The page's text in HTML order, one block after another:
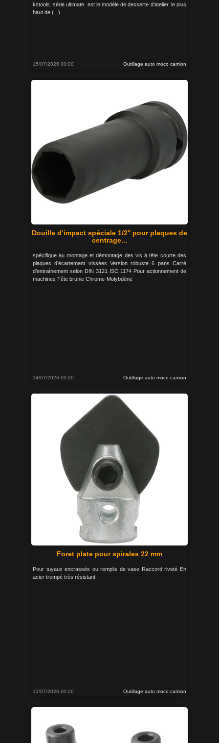
kstools. série ultimate. est le modèle de desserte d'atelier. le plus
haut de (...)
15/07/2026 00:00 Outillage auto moco camion
Douille d’impact spéciale 1/2'' pour plaques de
centrage...
spécifique au montage et démontage des vis à tête courte des
plaques d’écartement vissées Version robuste 6 pans Carré
d’entraînement selon DIN 3121 ISO 1174 Pour actionnement de
machines Tête brunie Chrome-Molybdène
14/07/2026 00:00 Outillage auto moco camion
Foret plate pour spirales 22 mm
Pour tuyaux encrassés ou remplis de vase Raccord riveté En
acier trempé très résistant
13/07/2026 00:00 Outillage auto moco camion